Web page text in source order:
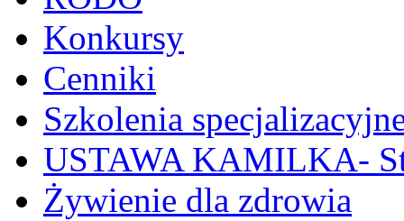
Konkursy
Cenniki
Szkolenia
USTAWA KAMILKA-
Żywienie dla zdrowia